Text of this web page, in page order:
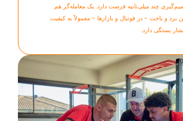
چند میلی‌ثانیه فرصت دارد. یک معامله‌گر هم
و باخت - در فوتبال و بازارها - معمولاً به کیفیت
دارد.